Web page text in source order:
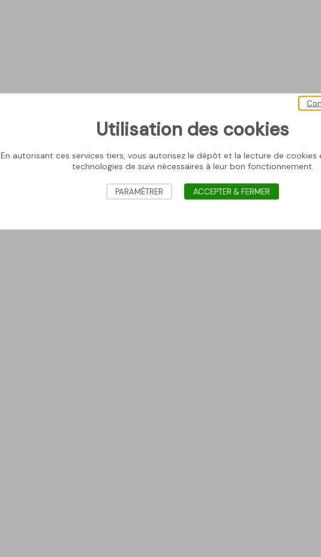
Utilisation des cookies
En autorisant ces services tiers, vous autorisez le dépôt et la lecture de cookies
technologies de suivi nécessaires à leur bon fonctionnement.
PARAMÉTRER ACCEPTER & FERMER